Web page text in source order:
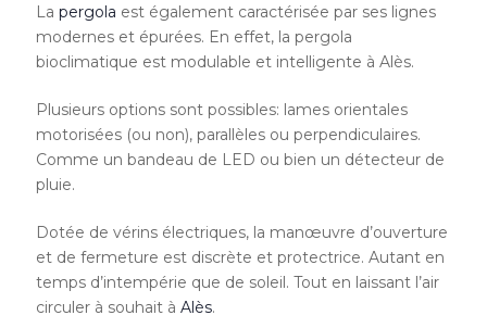
La pergola est également caractérisée par ses lignes
modernes et épurées. En effet, la pergola
bioclimatique est modulable et intelligente à Alès.
Plusieurs options sont possibles: lames orientales
motorisées (ou non), parallèles ou perpendiculaires.
Comme un bandeau de LED ou bien un détecteur de
pluie.
Dotée de vérins électriques, la manœuvre d’ouverture
et de fermeture est discrète et protectrice. Autant en
temps d’intempérie que de soleil. Tout en laissant l’air
circuler à souhait à Alès.